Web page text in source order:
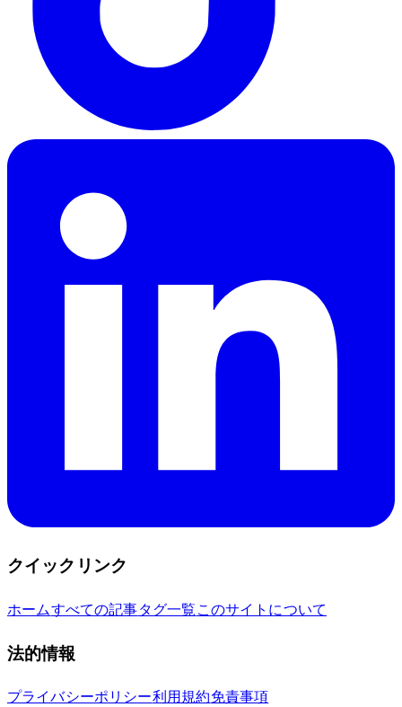
クイックリンク
ホームすべての記事タグ一覧 このサイトについて
法的情報
プライバシーポリシー利用規約免責事項